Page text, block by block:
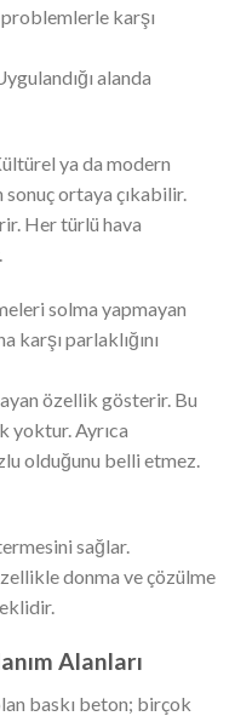
karşı
alanda
ya da modern
ortaya çıkabilir.
Her türlü hava
solma yapmayan
karşı parlaklığını
özellik gösterir. Bu
yoktur. Ayrıca
olduğunu belli etmez.
sağlar.
donma ve çözülme
Alanları
baskı beton; birçok